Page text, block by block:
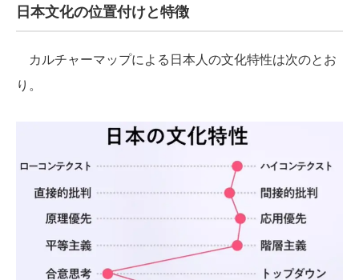
日本文化の位置付けと特徴
カルチャーマップによる日本人の文化特性は次のとお
り。